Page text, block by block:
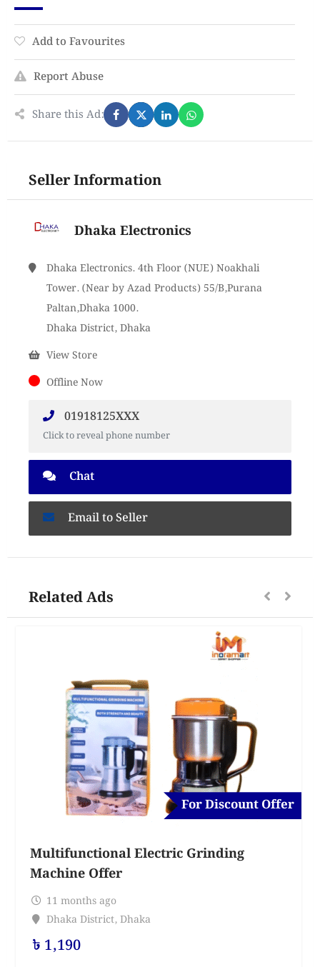
Add to Favourites
Report Abuse
Share this Ad:
Seller Information
Dhaka Electronics
Dhaka Electronics. 4th Floor (NUE) Noakhali
Tower. (Near by Azad Products) 55/B,Purana
Paltan,Dhaka 1000.
Dhaka District, Dhaka
View Store
Offline Now
01918125XXX
Click to reveal phone number
Chat
Email to Seller
Related Ads
For Discount Offer
Multifunctional Electric Grinding
Machine Offer
11 months ago
Dhaka District, Dhaka
৳ 1,190